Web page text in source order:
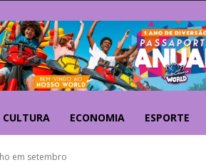
CULTURA ECONOMIA ESPORTE
em setembro